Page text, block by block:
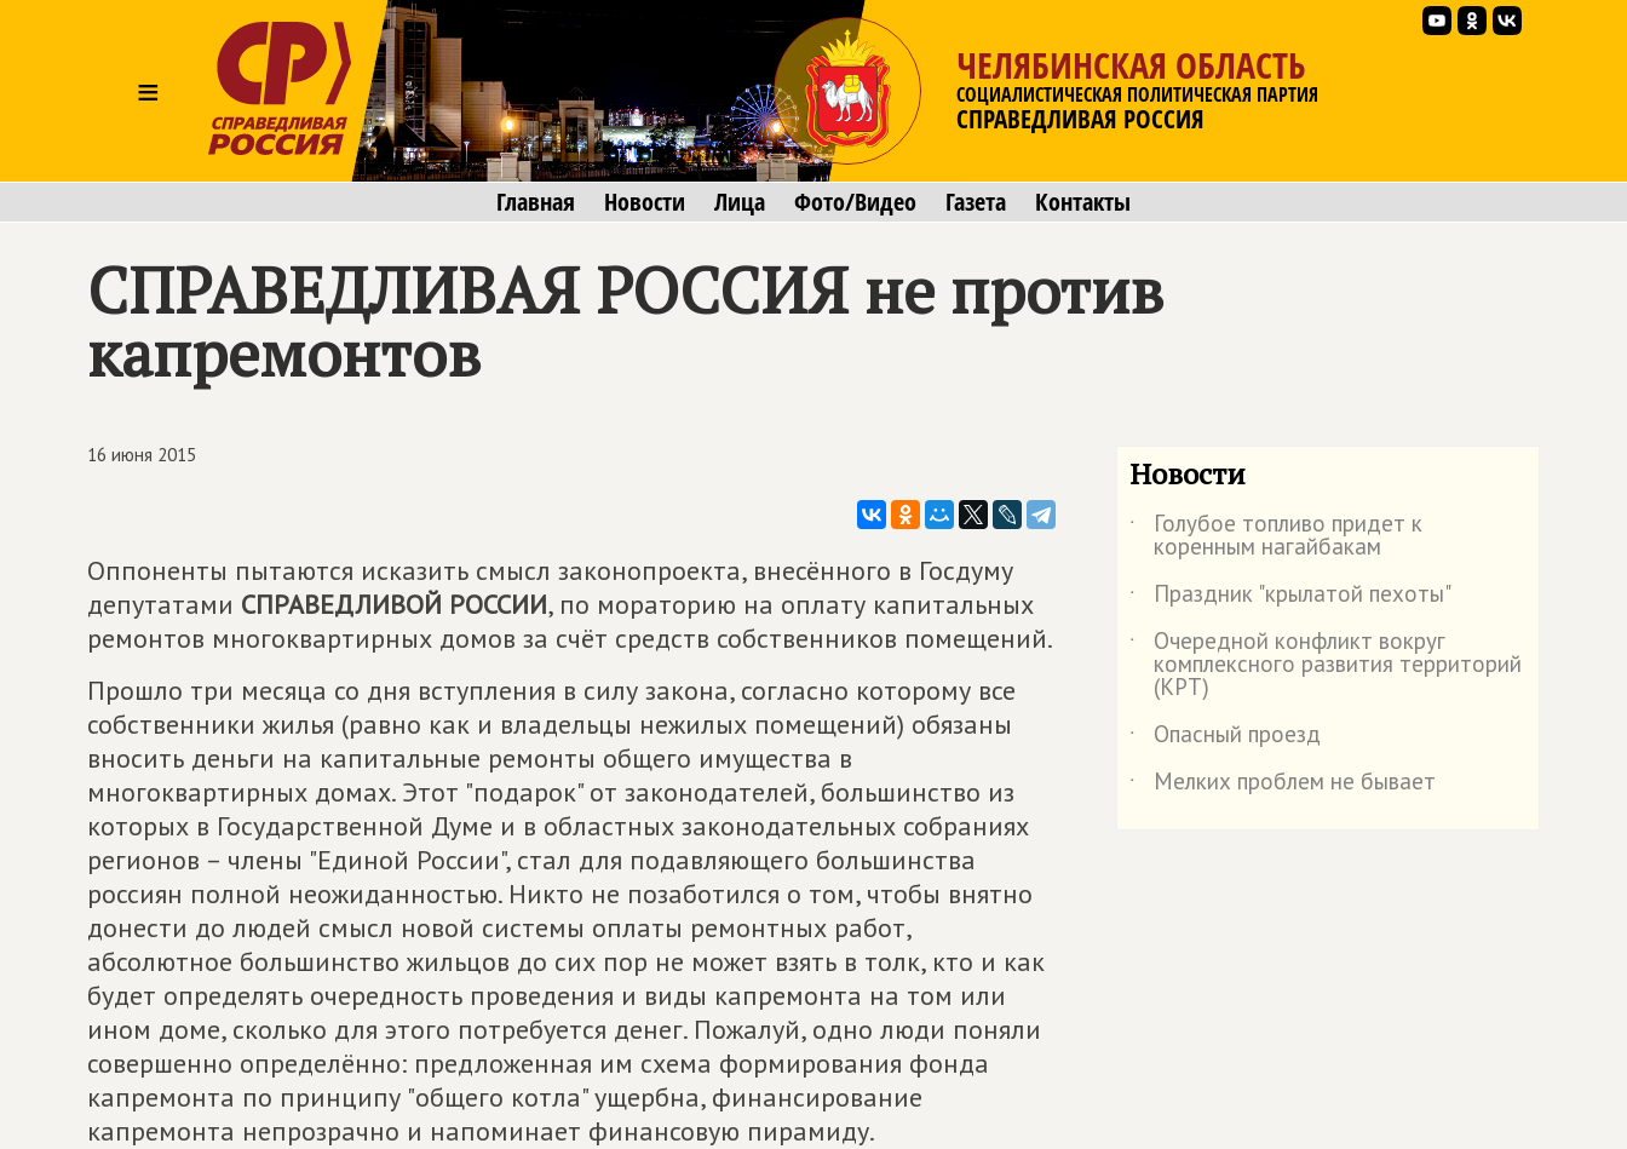
≡
ЧЕЛЯБИНСКАЯ ОБЛАСТЬ
СОЦИАЛИСТИЧЕСКАЯ ПОЛИТИЧЕСКАЯ ПАРТИЯ
СПРАВЕДЛИВАЯ РОССИЯ
Главная Новости Лица Фото/Видео Газета Контакты
СПРАВЕДЛИВАЯ РОССИЯне против
капремонтов
16 июня 2015
Оппоненты пытаются исказить смысл законопроекта, внесённого в Госдуму
депутатами СПРАВЕДЛИВОЙ РОССИИ, по мораторию на оплату капитальных
ремонтов многоквартирных домов за счёт средств собственников помещений.
Прошло три месяца со дня вступления в силу закона, согласно которому все
собственники жилья (равно как и владельцы нежилых помещений) обязаны
вносить деньги на капитальные ремонты общего имущества в
многоквартирных домах. Этот "подарок" от законодателей, большинство из
которых в Государственной Думе и в областных законодательных собраниях
регионов – члены "Единой России", стал для подавляющего большинства
россиян полной неожиданностью. Никто не позаботился о том, чтобы внятно
донести до людей смысл новой системы оплаты ремонтных работ,
абсолютное большинство жильцов до сих пор не может взять в толк, кто и как
будет определять очередность проведения и виды капремонта на том или
ином доме, сколько для этого потребуется денег. Пожалуй, одно люди поняли
совершенно определённо: предложенная им схема формирования фонда
капремонта по принципу "общего котла" ущербна, финансирование
капремонта непрозрачно и напоминает финансовую пирамиду.
Новости
˙ Голубое топливо придет к
коренным нагайбакам
˙
Праздник "крылатой пехоты"
˙
Очередной конфликт вокруг
комплексного развития территорий
(КРТ)
˙
Опасный проезд
˙
Мелких проблем не бывает